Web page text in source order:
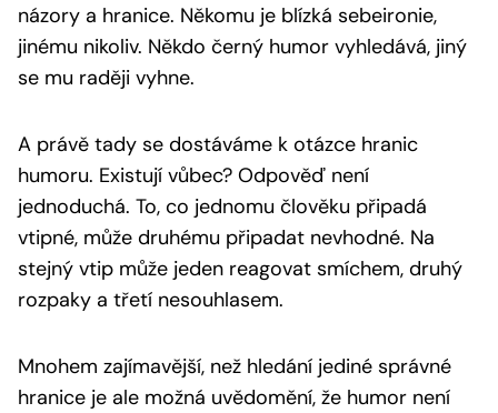
názory a hranice. Někomu je blízká sebeironie,
jinému nikoliv. Někdo černý humor vyhledává, jiný
se mu raději vyhne.
A právě tady se dostáváme k otázce hranic
humoru. Existují vůbec? Odpověď není
jednoduchá. To, co jednomu člověku připadá
vtipné, může druhému připadat nevhodné. Na
stejný vtip může jeden reagovat smíchem, druhý
rozpaky a třetí nesouhlasem.
Mnohem zajímavější, než hledání jediné správné
hranice je ale možná uvědomění, že humor není